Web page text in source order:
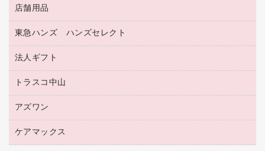
ファイルボックス
パイプ式ファイル
その他ファイル
クリヤーホルダー
クリヤーブック（差替式）
クリヤーブック（固定式）
マーキングペン（水性）
ホワイトボード用マーカー
ボールペン（油性）
ボールペン（ゲルインク）
シャープペンシル用替芯
透明テープ 事務用
電話台
接着用品
針なしステープラー
紙めくり
裁断機
医療関連用品
設計・製図用品
店舗用品
店舗運営用品
陳列什器
紙手提げ袋
レジ・ポリ袋
ディスプレイ用品
カウンター／お会計用品
東急ハンズ ハンズセレクト
東急ハンズ
法人ギフト
高島屋
高島屋（食品・飲料）
カウネットギフト（食品・飲料）
トラスコ中山
建築・作業用品
アズワン
医療・介護用品（食品・飲料・食添製品）
ケアマックス